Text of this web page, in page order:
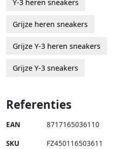
Y-3 heren sneakers
Grijze heren sneakers
Grijze Y-3 heren sneakers
Grijze Y-3 sneakers
Referenties
EAN 8717165036110
SKU FZ450116503611